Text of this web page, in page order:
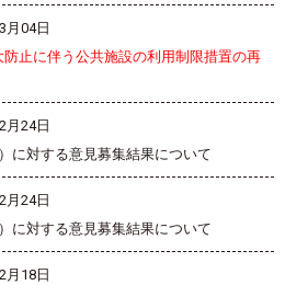
月04日
止に伴う公共施設の利用制限措置の再
月24日
に対する意見募集結果について
月24日
に対する意見募集結果について
月18日